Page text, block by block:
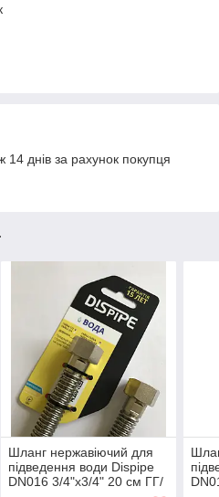
днів за рахунок покупця
Шланг нержавіючий для
підведення води Dispipe
DN016 3/4"х3/4" 20 см ГГ/